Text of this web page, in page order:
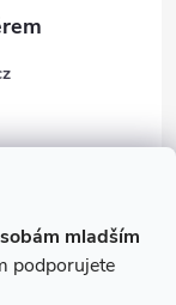
mladším
podporujete